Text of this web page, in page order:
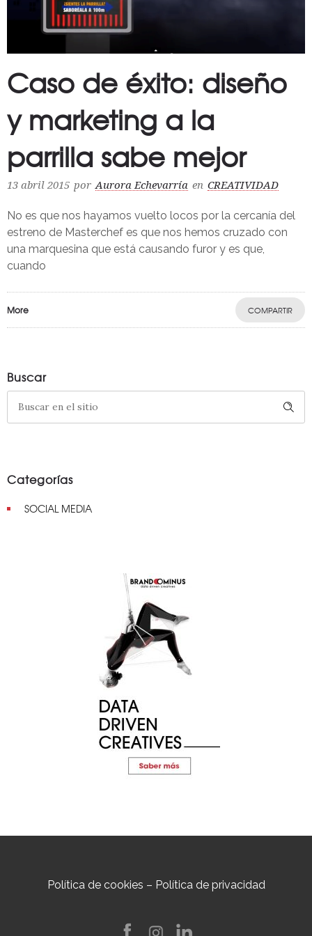
Caso de éxito: diseño
y marketing a la
parrilla sabe mejor
13 abril 2015 por Aurora Echevarría en CREATIVIDAD
No es que nos hayamos vuelto locos por la cercanía del
estreno de Masterchef es que nos hemos cruzado con
una marquesina que está causando furor y es que,
cuando
More COMPARTIR
Buscar
Categorías
SOCIAL MEDIA
Política de cookies – Política de privacidad